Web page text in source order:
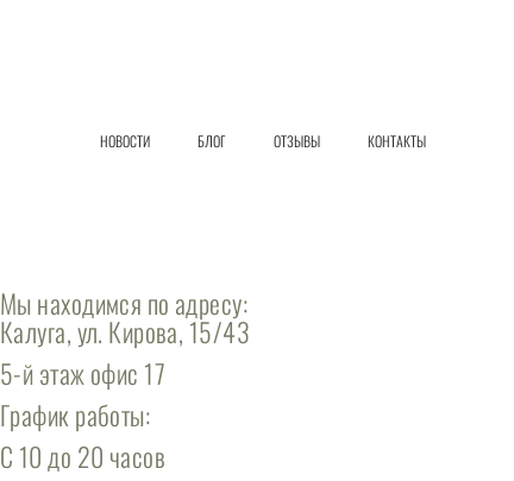
НОВОСТИ БЛОГ ОТЗЫВЫ КОНТАКТЫ
Мы находимся по адресу:
Калуга, ул. Кирова, 15/43
5-й этаж офис 17
График работы:
С 10 до 20 часов